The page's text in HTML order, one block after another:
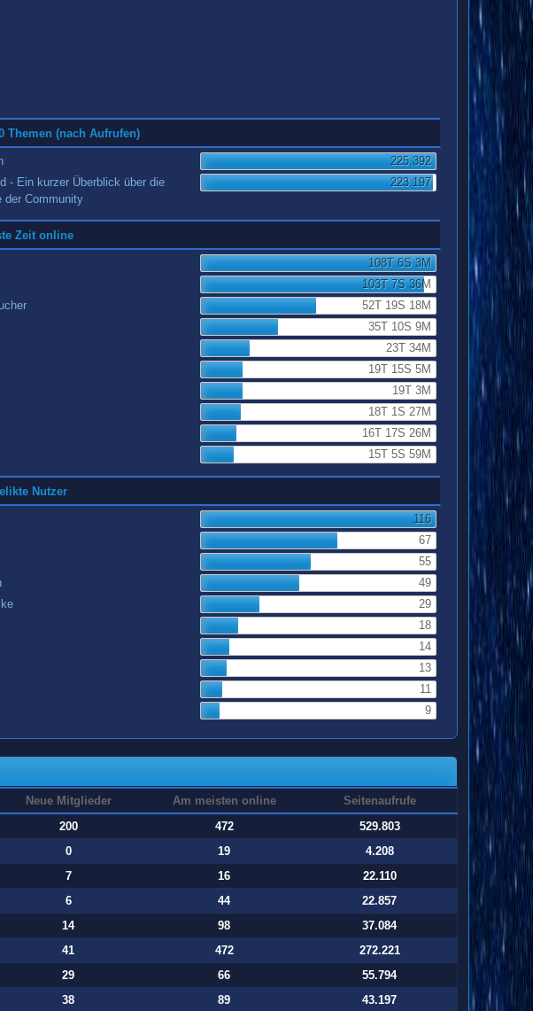
Themen (nach Aufrufen)
225.392
- Ein kurzer Überblick über die
der Community
223.197
Zeit online
108T 6S 3M
103T 7S 36M
52T 19S 18M
35T 10S 9M
23T 34M
19T 15S 5M
19T 3M
18T 1S 27M
16T 17S 26M
15T 5S 59M
Nutzer
116
67
55
49
29
18
14
13
11
9
Neue Mitglieder Am meisten online
Seitenaufrufe
200 472
529.803
0 19
4.208
7 16
22.110
6 44
22.857
14 98
37.084
41 472
272.221
29 66
55.794
38 89
43.197